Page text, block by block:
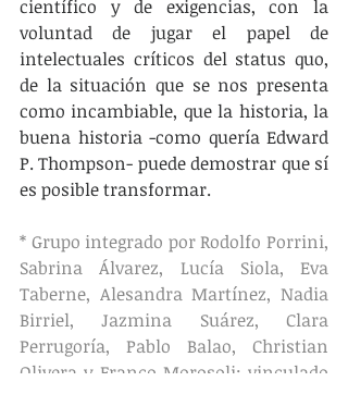
científico y de exigencias, con la
voluntad de jugar el papel de
intelectuales críticos del status quo,
de la situación que se nos presenta
como incambiable, que la historia, la
buena historia -como quería Edward
P. Thompson- puede demostrar que sí
es posible transformar.
* Grupo integrado por Rodolfo Porrini,
Sabrina Álvarez, Lucía Siola, Eva
Taberne, Alesandra Martínez, Nadia
Birriel, Jazmina Suárez, Clara
Perrugoría, Pablo Balao, Christian
Olivera y Franco Morosoli; vinculado